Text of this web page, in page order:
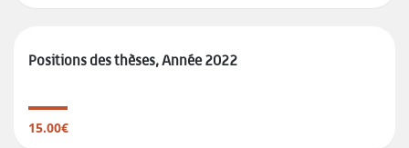
Positions des thèses, Année 2022
15.00€